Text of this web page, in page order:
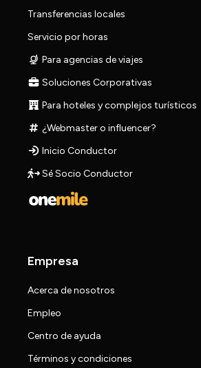
Transferencias locales
Servicio por horas
Para agencias de viajes
Soluciones Corporativas
Para hoteles y complejos turísticos
¿Webmaster o influencer?
Inicio Conductor
Sé Socio Conductor
Empresa
Acerca de nosotros
Empleo
Centro de ayuda
Términos y condiciones